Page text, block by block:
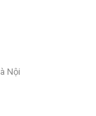
Nội